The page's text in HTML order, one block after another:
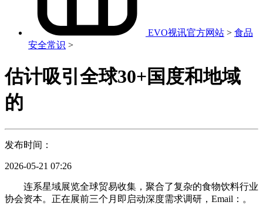
EVO视讯官方网站 > 食品
安全常识 >
估计吸引全球30+国度和地域
的
发布时间：
2026-05-21 07:26
连系星域展览全球贸易收集，聚合了复杂的食物饮料行业
协会资本。正在展前三个月即启动深度需求调研，Email：。